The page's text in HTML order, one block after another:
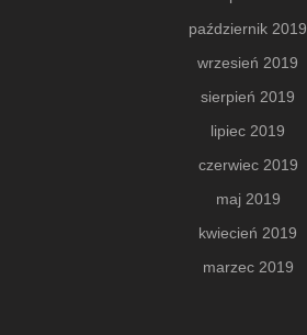
październik 2019
wrzesień 2019
sierpień 2019
lipiec 2019
czerwiec 2019
maj 2019
kwiecień 2019
marzec 2019